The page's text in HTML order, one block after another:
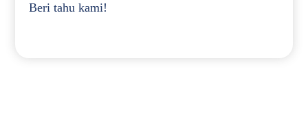
Beri tahu kami!